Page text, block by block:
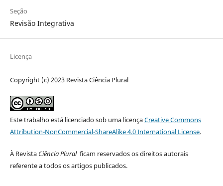
Seção
Revisão Integrativa
Licença
Copyright (c) 2023 Revista Ciência Plural
Este trabalho está licenciado sob uma licençaCreative Commons
Attribution-NonCommercial-ShareAlike 4.0 International License.
À Revista Ciência Plural ficam reservados os direitos autorais
referente a todos os artigos publicados.